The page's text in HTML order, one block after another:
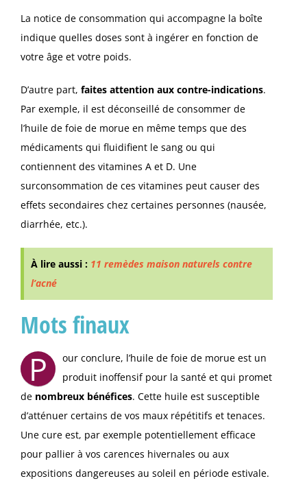
La notice de consommation qui accompagne la boîte
indique quelles doses sont à ingérer en fonction de
votre âge et votre poids.
D’autre part, faites attention aux contre-indications.
Par exemple, il est déconseillé de consommer de
l’huile de foie de morue en même temps que des
médicaments qui fluidifient le sang ou qui
contiennent des vitamines A et D. Une
surconsommation de ces vitamines peut causer des
effets secondaires chez certaines personnes (nausée,
diarrhée, etc.).
À lire aussi : 11 remèdes maison naturels contre
l’acné
Mots finaux
P
our conclure, l’huile de foie de morue est un
produit inoffensif pour la santé et qui promet
de nombreux bénéfices. Cette huile est susceptible
d’atténuer certains de vos maux répétitifs et tenaces.
Une cure est, par exemple potentiellement efficace
pour pallier à vos carences hivernales ou aux
expositions dangereuses au soleil en période estivale.